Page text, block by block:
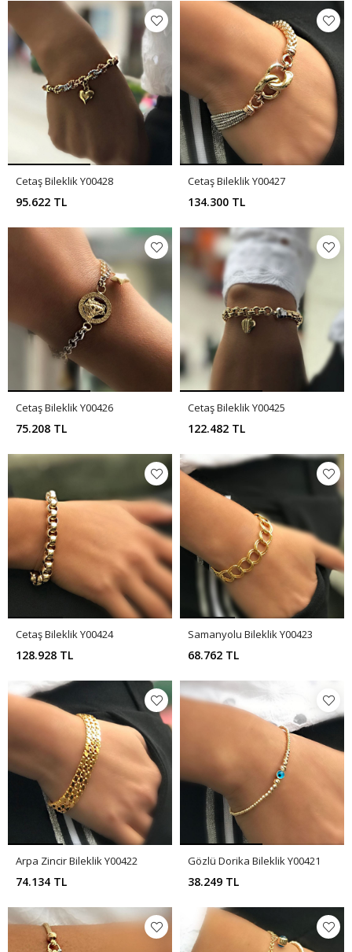
Cetaş Bileklik Y00428
95.622 TL
Cetaş Bileklik Y00427
134.300 TL
Cetaş Bileklik Y00426
75.208 TL
Cetaş Bileklik Y00425
122.482 TL
Cetaş Bileklik Y00424
128.928 TL
Samanyolu Bileklik Y00423
68.762 TL
Arpa Zincir Bileklik Y00422
74.134 TL
Gözlü Dorika Bileklik Y00421
38.249 TL